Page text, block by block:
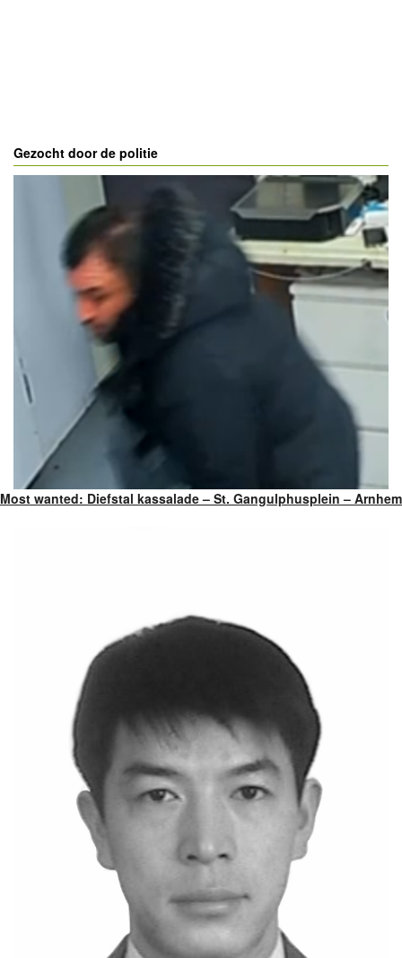
Gezocht door de politie
Most wanted: Diefstal kassalade – St. Gangulphusplein – Arnhem